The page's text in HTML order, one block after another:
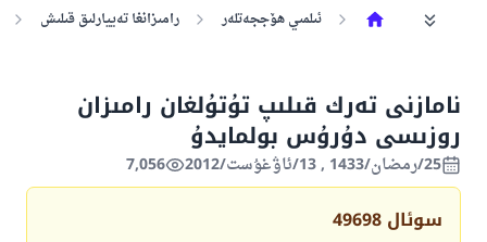
ئىلمىي ھۆججەتلەر رامىزانغا تەييارلىق قىلىش
نامازنى تەرك قىلىپ تۇتۇلغان رامىزان
روزىسى دۇرۇس بولمايدۇ
25/رمضان/1433 , 13/ئاۋغۇست/2012 7,056
سوئال 49698